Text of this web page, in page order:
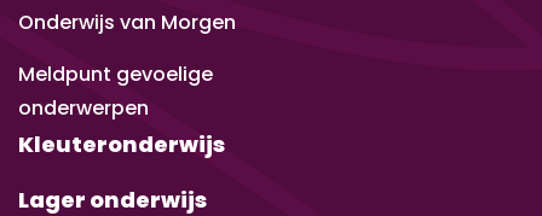
Onderwijs van Morgen
Meldpunt gevoelige
onderwerpen
Kleuteronderwijs
Lager onderwijs